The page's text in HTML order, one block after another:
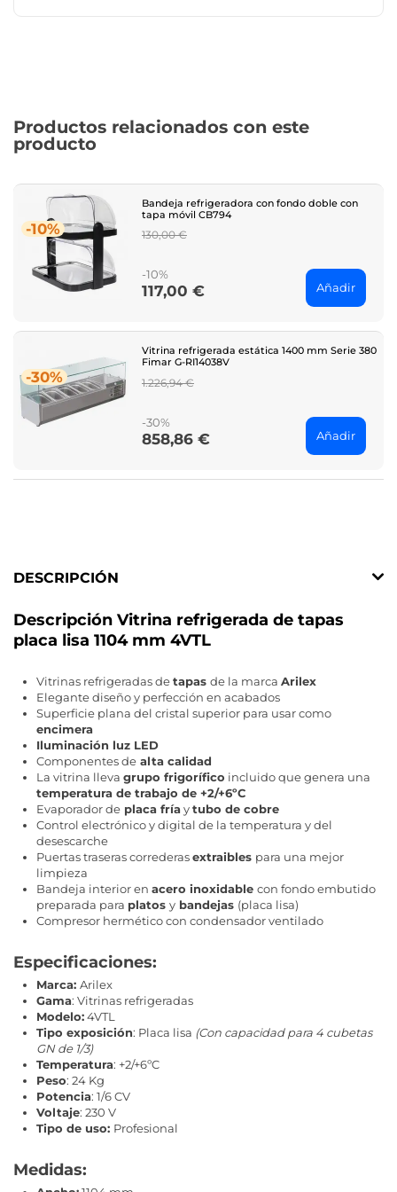
Productos relacionados con este
producto
-10%
Bandeja refrigeradora con fondo doble con
tapa móvil CB794
Regular
130,00 €
-10%
Price
117,00 € Añadir
-30%
Vitrina refrigerada estática 1400 mm Serie 380
Fimar G-RI14038V
Regular
1.226,94 €
-30%
Price
858,86 € Añadir
DESCRIPCIÓN
Descripción Vitrina refrigerada de tapas
placa lisa 1104 mm 4VTL
Vitrinas refrigeradas detapas de la marca Arilex
Elegante diseño y perfección en acabados
Superficie plana del cristal superior para usar como
encimera
Iluminación luz LED
Componentes de alta calidad
La vitrina lleva grupo frigorífico incluido que genera una
temperatura de trabajo de +2/+6ºC
Evaporador de placa fríaytubo de cobre
Control electrónico y digital de la temperatura y del
desescarche
Puertas traseras correderasextraibles para una mejor
limpieza
Bandeja interior en acero inoxidable con fondo embutido
preparada para platos y bandejas (placa lisa)
Compresor hermético con condensador ventilado
Especificaciones:
Marca: Arilex
Gama: Vitrinas refrigeradas
Modelo:4VTL
Tipo exposición: Placa lisa (Con capacidad para 4 cubetas
GN de 1/3)
Temperatura: +2/+6ºC
Peso: 24 Kg
Potencia: 1/6 CV
Voltaje: 230 V
Tipo de uso: Profesional
Medidas: